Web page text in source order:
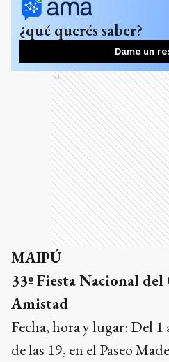
¿qué querés saber?
Dame un
Ads
MAIPÚ
33º Fiesta Nacional
Amistad
Fecha, hora y lugar: Del
de las 19, en el Paseo